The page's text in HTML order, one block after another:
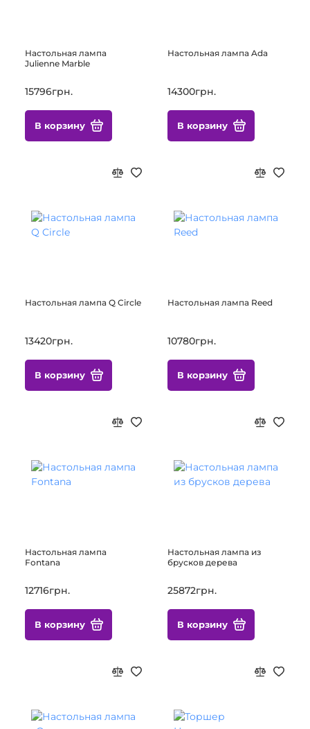
Настольная лампа
Julienne Marble
15796грн.
В корзину
Настольная лампа Ada
14300грн.
В корзину
Настольная лампа Q Circle
13420грн.
В корзину
Настольная лампа Reed
10780грн.
В корзину
Настольная лампа
Fontana
12716грн.
В корзину
Настольная лампа из
брусков дерева
25872грн.
В корзину